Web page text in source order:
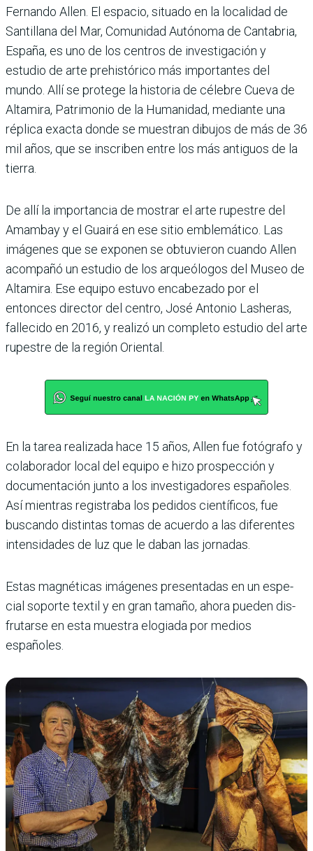
Fernando Allen. El espacio, situado en la loca­lidad de
Santillana del Mar, Comunidad Autónoma de Cantabria,
España, es uno de los centros de investigación y
estudio de arte prehistórico más importantes del
mundo. Allí se protege la historia de célebre Cueva de
Altamira, Patrimonio de la Humanidad, mediante una
réplica exacta donde se muestran dibujos de más de 36
mil años, que se inscriben entre los más anti­guos de la
tierra.
De allí la importancia de mostrar el arte rupestre del
Amambay y el Guairá en ese sitio emblemático. Las
imágenes que se exponen se obtuvieron cuando Allen
acompañó un estudio de los arqueólogos del Museo de
Altamira. Ese equipo estuvo encabezado por el
entonces director del centro, José Antonio Lasheras,
fallecido en 2016, y realizó un com­pleto estudio del arte
rupes­tre de la región Oriental.
En la tarea realizada hace 15 años, Allen fue fotógrafo y
colaborador local del equipo e hizo prospección y
docu­mentación junto a los inves­tigadores españoles.
Así mientras registraba los pedi­dos científicos, fue
buscando distintas tomas de acuerdo a las diferentes
intensidades de luz que le daban las jor­nadas.
Estas magnéticas imáge­nes presentadas en un espe­
cial soporte textil y en gran tamaño, ahora pueden dis­
frutarse en esta muestra elo­giada por medios
españoles.